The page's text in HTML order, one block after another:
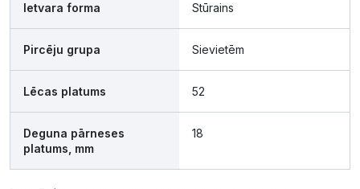
Ietvara forma Stūrains
Pircēju grupa Sievietēm
Lēcas platums 52
Deguna pārneses
platums, mm
18